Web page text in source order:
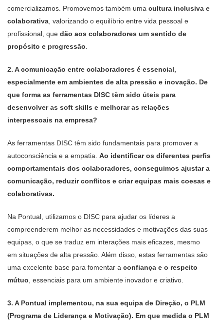
comercializamos. Promovemos também uma cultura inclusiva e
colaborativa , valorizando o equilíbrio entre vida pessoal e
profissional, que dão aos colaboradores um sentido de
propósito e progressão
2. A comunicação entre colaboradores é essencial,
especialmente em ambientes de alta pressão e inovação. De
que forma as ferramentas DISC têm sido úteis para
desenvolver as soft skills e melhorar as relações
interpessoais na empresa?
As ferramentas DISC têm sido fundamentais para promover a
autoconsciência e a empatia. Ao identificar os diferentes perfis
comportamentais dos colaboradores, conseguimos ajustar a
comunicação, reduzir conflitos e criar equipas mais coesas e
colaborativas.
Na Pontual, utilizamos o DISC para ajudar os líderes a
compreenderem melhor as necessidades e motivações das suas
equipas, o que se traduz em interações mais eficazes, mesmo
em situações de alta pressão. Além disso, estas ferramentas são
uma excelente base para fomentar a confiança e o respeito
mútuo , essenciais para um ambiente inovador e criativo.
3. A Pontual implementou, na sua equipa de Direção, o PLM
(Programa de Liderança e Motivação). Em que medida o PLM